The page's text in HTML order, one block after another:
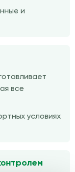
и
все
условиях